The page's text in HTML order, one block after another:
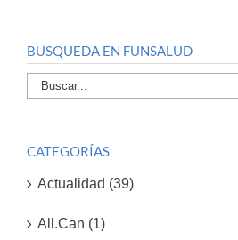
BUSQUEDA EN FUNSALUD
Buscar
por:
CATEGORÍAS
Actualidad (39)
All.Can (1)